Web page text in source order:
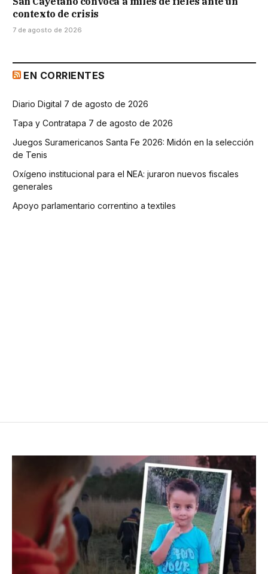
contexto de crisis
7 de agosto de 2026
EN CORRIENTES
Diario Digital 7 de agosto de 2026
Tapa y Contratapa 7 de agosto de 2026
Juegos Suramericanos Santa Fe 2026: Midón en la selección
de Tenis
Oxígeno institucional para el NEA: juraron nuevos fiscales
generales
Apoyo parlamentario correntino a textiles